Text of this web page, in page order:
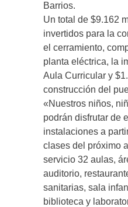
Barrios.
Un total de $9.162
invertidos para la
el cerramiento,
planta eléctrica, la
Aula Curricular y
construcción del
«Nuestros niños,
podrán disfrutar de
instalaciones a
clases del próximo
servicio 32 aulas,
auditorio,
sanitarias, sala
biblioteca y